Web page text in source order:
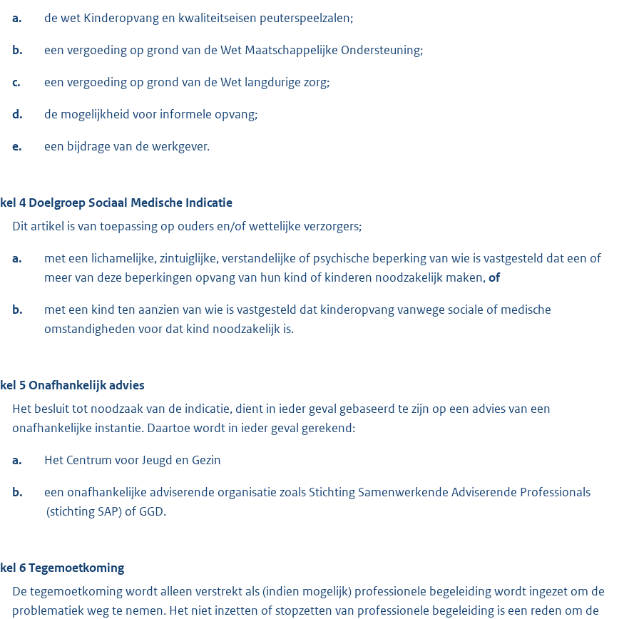
a. de wet Kinderopvang en kwaliteitseisen peuterspeelzalen;
b. een vergoeding op grond van de Wet Maatschappelijke Ondersteuning;
c. een vergoeding op grond van de Wet langdurige zorg;
d. de mogelijkheid voor informele opvang;
e. een bijdrage van de werkgever.
4 Doelgroep Sociaal Medische Indicatie
Dit artikel is van toepassing op ouders en/of wettelijke verzorgers;
a.
met een lichamelijke, zintuiglijke, verstandelijke of psychische beperking van wie is vastgesteld dat een of
meer van deze beperkingen opvang van hun kind of kinderen noodzakelijk maken,of
b.
met een kind ten aanzien van wie is vastgesteld dat kinderopvang vanwege sociale of medische
omstandigheden voor dat kind noodzakelijk is.
5 Onafhankelijk advies
Het besluit tot noodzaak van de indicatie, dient in ieder geval gebaseerd te zijn op een advies van een
onafhankelijke instantie. Daartoe wordt in ieder geval gerekend:
a. Het Centrum voor Jeugd en Gezin
b.
een onafhankelijke adviserende organisatie zoals Stichting Samenwerkende Adviserende Professionals
(stichting SAP) of GGD.
6 Tegemoetkoming
De tegemoetkoming wordt alleen verstrekt als (indien mogelijk) professionele begeleiding wordt ingezet om de
problematiek weg te nemen. Het niet inzetten of stopzetten van professionele begeleiding is een reden om de